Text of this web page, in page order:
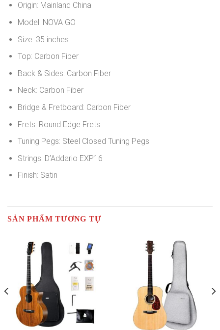
Origin: Mainland China
Model: NOVA GO
Size: 35 inches
Top: Carbon Fiber
Back & Sides: Carbon Fiber
Neck: Carbon Fiber
Bridge & Fretboard: Carbon Fiber
Frets: Round Edge Frets
Tuning Pegs: Steel Closed Tuning Pegs
Strings: D’Addario EXP16
Finish: Satin
SẢN PHẨM TƯƠNG TỰ